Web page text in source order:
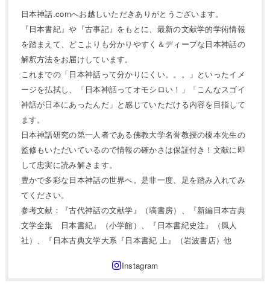
日本神話.comへお越しいただきありがとうございます。
『日本書紀』や『古事記』をもとに、最新の文献学的学術情報
を踏まえて、どこよりも分かりやすく＆ディープな日本神話の
解釈方法をお届けしています。
これまでの「日本神話って分かりにくい。。。」といったイメ
ージを払拭し、「日本神話ってオモシロい！」「こんなスゴイ
神話が日本にあったんだ」と感じていただける内容を目指して
ます。
日本神話研究の第一人者である佛教大学名誉教授の榎本先生の
監修もいただいているので情報の確かさは保証付き！文献に即
して忠実に読み解きます。
豊かで多彩な日本神話の世界へ。是非一度、足を踏み入れてみ
てください。
参考文献：『古代神話の文献学』（塙書房）、『新編日本古典
文学全集 日本書紀』（小学館）、『日本書紀史注』（風人
社）、『日本古典文学大系『日本書紀 上』（岩波書店）他